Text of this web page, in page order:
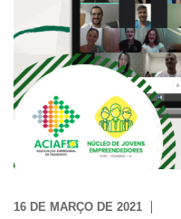
16 DE MARÇO DE 2021